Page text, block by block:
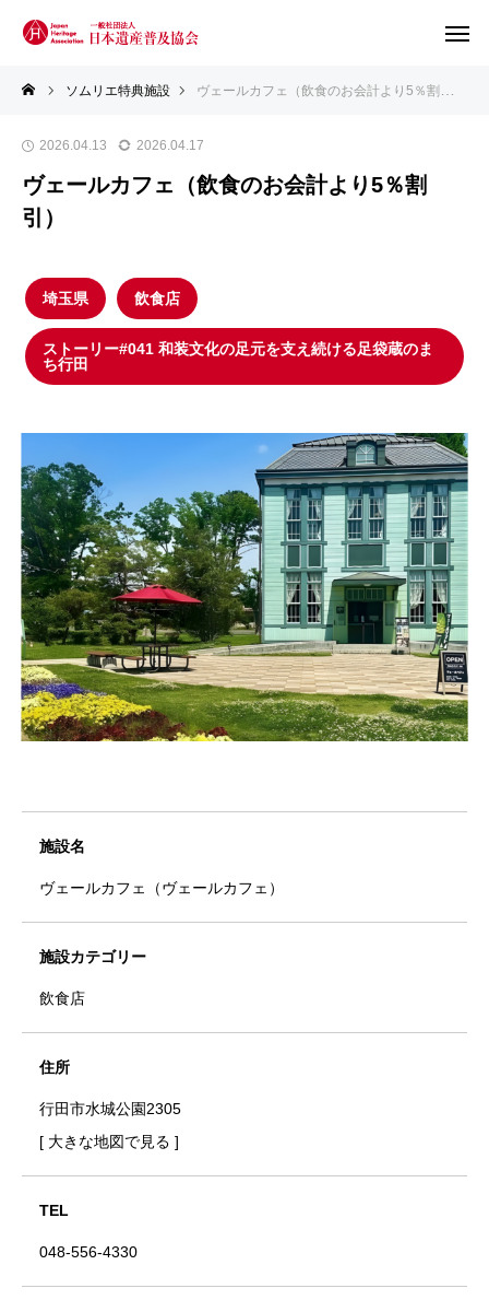
ソムリエ特典施設 ヴェールカフェ（飲食のお会計より5％割引）
2026.04.13 2026.04.17
ヴェールカフェ（飲食のお会計より5％割
引）
埼玉県 飲食店
ストーリー#041 和装文化の足元を支え続ける足袋蔵のま
ち行田
施設名
ヴェールカフェ（ヴェールカフェ）
施設カテゴリー
飲食店
住所
行田市水城公園2305
[ 大きな地図で見る ]
TEL
048-556-4330